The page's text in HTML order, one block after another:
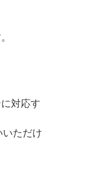
対応す
ただけ